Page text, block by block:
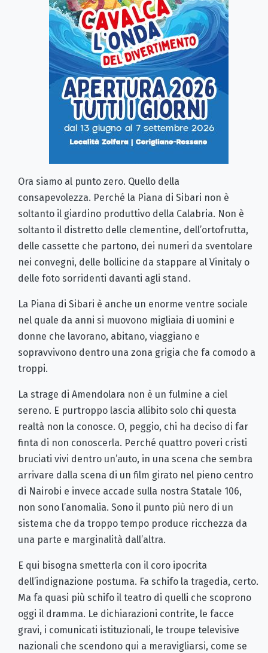
Ora siamo al punto zero. Quello della
consapevolezza. Perché la Piana di Sibari non è
soltanto il giardino produttivo della Calabria. Non è
soltanto il distretto delle clementine, dell’ortofrutta,
delle cassette che partono, dei numeri da sventolare
nei convegni, delle bollicine da stappare al Vinitaly o
delle foto sorridenti davanti agli stand.
La Piana di Sibari è anche un enorme ventre sociale
nel quale da anni si muovono migliaia di uomini e
donne che lavorano, abitano, viaggiano e
sopravvivono dentro una zona grigia che fa comodo a
troppi.
La strage di Amendolara non è un fulmine a ciel
sereno. E purtroppo lascia allibito solo chi questa
realtà non la conosce. O, peggio, chi ha deciso di far
finta di non conoscerla. Perché quattro poveri cristi
bruciati vivi dentro un’auto, in una scena che sembra
arrivare dalla scena di un film girato nel pieno centro
di Nairobi e invece accade sulla nostra Statale 106,
non sono l’anomalia. Sono il punto più nero di un
sistema che da troppo tempo produce ricchezza da
una parte e marginalità dall’altra.
E qui bisogna smetterla con il coro ipocrita
dell’indignazione postuma. Fa schifo la tragedia, certo.
Ma fa quasi più schifo il teatro di quelli che scoprono
oggi il dramma. Le dichiarazioni contrite, le facce
gravi, i comunicati istituzionali, le troupe televisive
nazionali che scendono qui a meravigliarsi, come se